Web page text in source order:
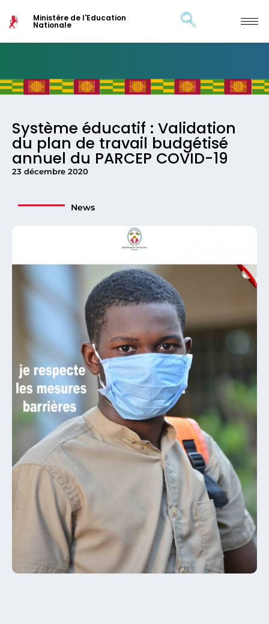
Ministère de l'Education
Nationale
Système éducatif : Validation
du plan de travail budgétisé
annuel du PARCEP COVID-19
23 décembre 2020
News